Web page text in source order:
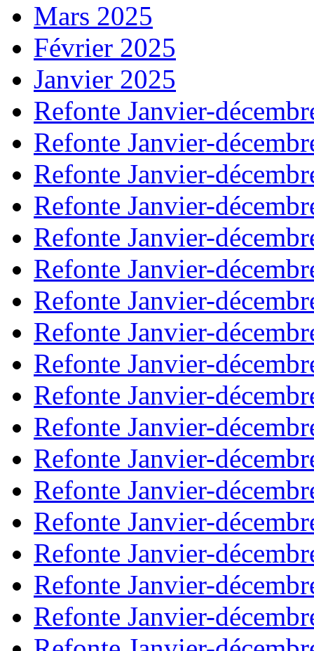
Mars 2025
Février 2025
Janvier 2025
Refonte Janvier-
Refonte Janvier-
Refonte Janvier-
Refonte Janvier-
Refonte Janvier-
Refonte Janvier-
Refonte Janvier-
Refonte Janvier-
Refonte Janvier-
Refonte Janvier-
Refonte Janvier-
Refonte Janvier-
Refonte Janvier-
Refonte Janvier-
Refonte Janvier-
Refonte Janvier-
Refonte Janvier-